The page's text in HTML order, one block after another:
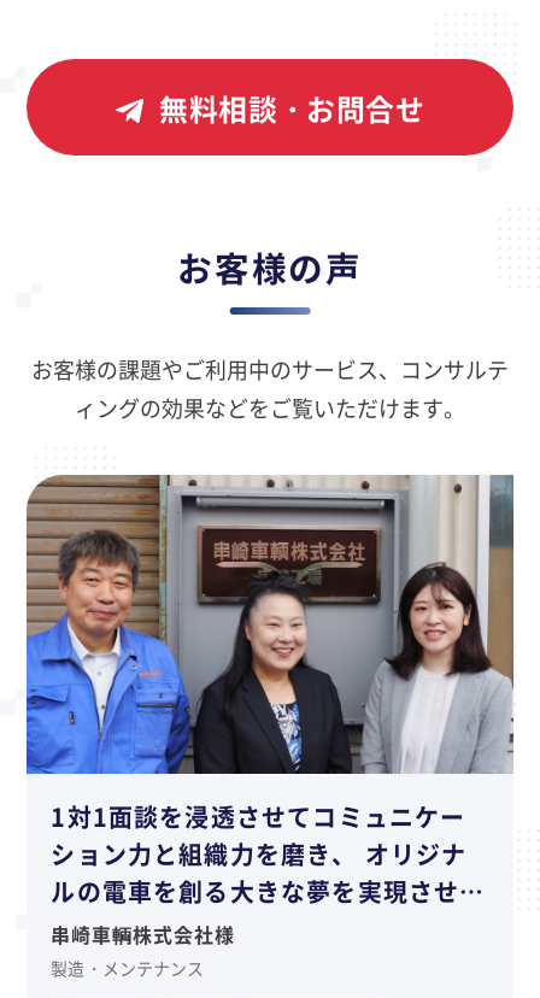
無料相談・お問合せ
お客様の声
お客様の課題やご利用中のサービス、コンサルテ
ィングの効果などをご覧いただけます。
1対1面談を浸透させてコミュニケー
ション力と組織力を磨き、 オリジナ
ルの電車を創る大きな夢を実現させた
いです。
串崎車輌株式会社様
製造・メンテナンス